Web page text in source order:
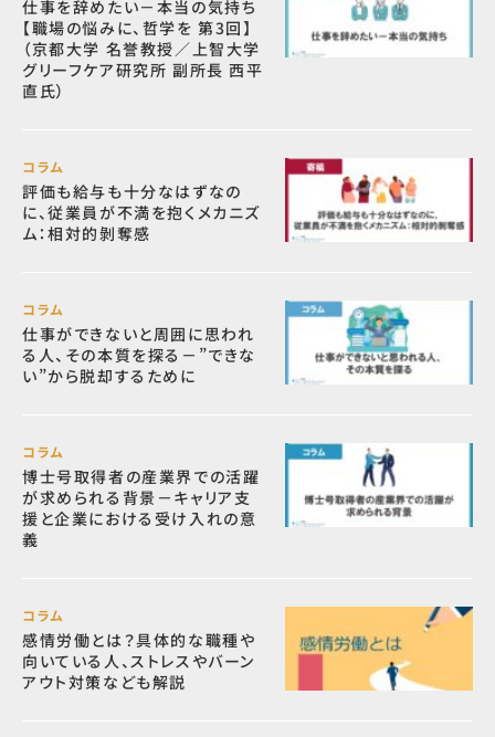
仕事を辞めたい－本当の気持ち
【職場の悩みに、哲学を 第3回】
（京都大学 名誉教授／上智大学
グリーフケア研究所 副所長 西平
直氏）
コラム
評価も給与も十分なはずなの
に、従業員が不満を抱くメカニズ
ム：相対的剝奪感
コラム
仕事ができないと周囲に思われ
る人、その本質を探る－”できな
い”から脱却するために
コラム
博士号取得者の産業界での活躍
が求められる背景－キャリア支
援と企業における受け入れの意
義
コラム
感情労働とは？具体的な職種や
向いている人、ストレスやバーン
アウト対策なども解説